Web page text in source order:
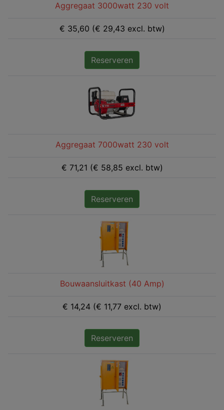
Aggregaat 3000watt 230 volt
€ 35,60 (€ 29,43 excl. btw)
Reserveren
Aggregaat 7000watt 230 volt
€ 71,21 (€ 58,85 excl. btw)
Reserveren
Bouwaansluitkast (40 Amp)
€ 14,24 (€ 11,77 excl. btw)
Reserveren